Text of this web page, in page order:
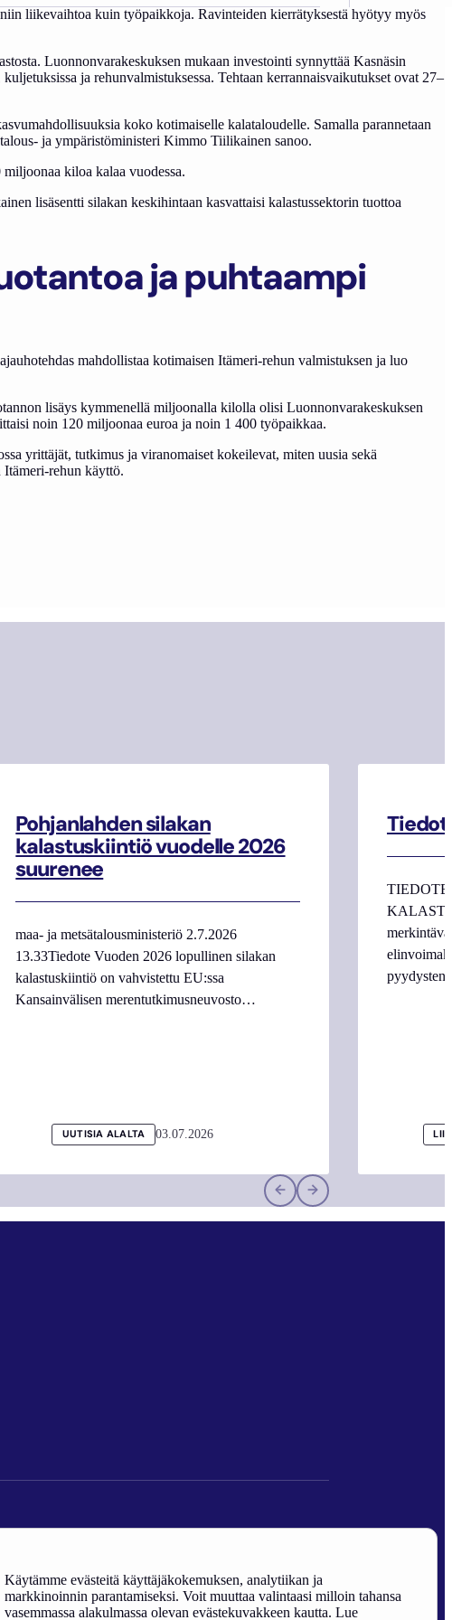
Käytämme evästeitä käyttäjäkokemuksen, analytiikan ja
markkinoinnin parantamiseksi. Voit muuttaa valintaasi milloin tahansa
vasemmassa alakulmassa olevan evästekuvakkeen kautta. Lue
liikevaihtoa kuin työpaikkoja. Ravinteiden kierrätyksestä hyötyy myös
Luonnonvarakeskuksen mukaan investointi synnyttää Kasnäsin
ja rehunvalmistuksessa. Tehtaan kerrannaisvaikutukset ovat 27–
koko kotimaiselle kalataloudelle. Samalla parannetaan
ja ympäristöministeri Kimmo Tiilikainen sanoo.
kiloa kalaa vuodessa.
lisäsentti silakan keskihintaan kasvattaisi kalastussektorin tuottoa
ja puhtaampi
mahdollistaa kotimaisen Itämeri-rehun valmistuksen ja luo
lisäys kymmenellä miljoonalla kilolla olisi Luonnonvarakeskuksen
noin 120 miljoonaa euroa ja noin 1 400 työpaikkaa.
yrittäjät, tutkimus ja viranomaiset kokeilevat, miten uusia sekä
rehun käyttö.
Pohjanlahden silakan
kalastuskiintiö vuodelle 2026
suurenee
maa- ja metsätalousministeriö 2.7.2026
13.33Tiedote Vuoden 2026 lopullinen silakan
kalastuskiintiö on vahvistettu EU:ssa
Kansainvälisen merentutkimusneuvosto…
UUTISIA ALALTA 03.07.2026
pyydysten
edistäminen).